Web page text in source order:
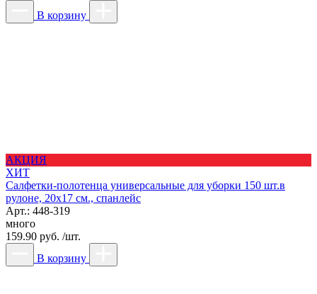
В корзину
АКЦИЯ
ХИТ
Салфетки-полотенца универсальные для уборки 150 шт.в
рулоне, 20x17 см., спанлейс
Арт.: 448-319
много
159.90 руб. /шт.
В корзину